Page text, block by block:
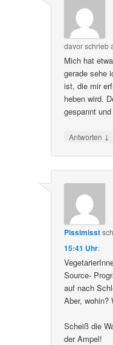
davorschrieb
Mich hat
gerade sehe
ist, die mir
heben wird.
gespannt
Antworten ↓
Pissimisst
15:41 Uhr:
Source-
auf nach
Aber, wohin?
Scheiß die
der Ampel!